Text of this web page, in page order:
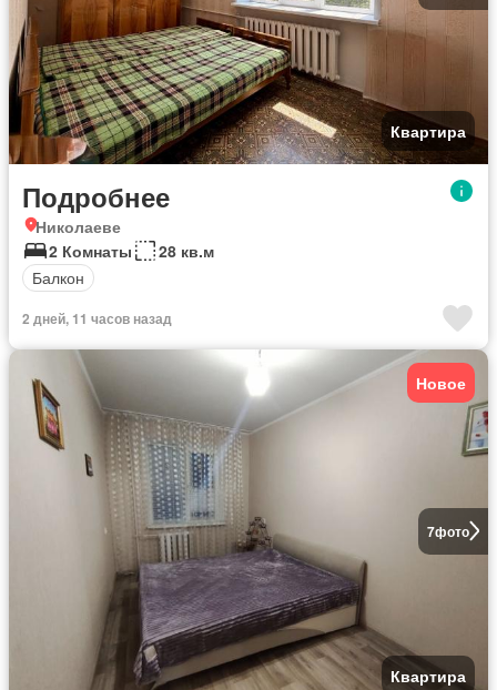
Квартира
Подробнее
Николаеве
2 Комнаты
28 кв.м
Балкон
2 дней, 11 часов назад
7фото
Новое
Квартира